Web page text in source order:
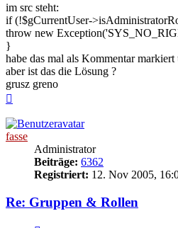
im src steht:
if (!$gCurrentUser-
throw new
}
habe das mal als Kommentar
aber ist das die Lösung ?
grusz greno
fasse
Administrator
Beiträge: 6362
Registriert: 12. Nov 2005,
Re: Gruppen & Rollen